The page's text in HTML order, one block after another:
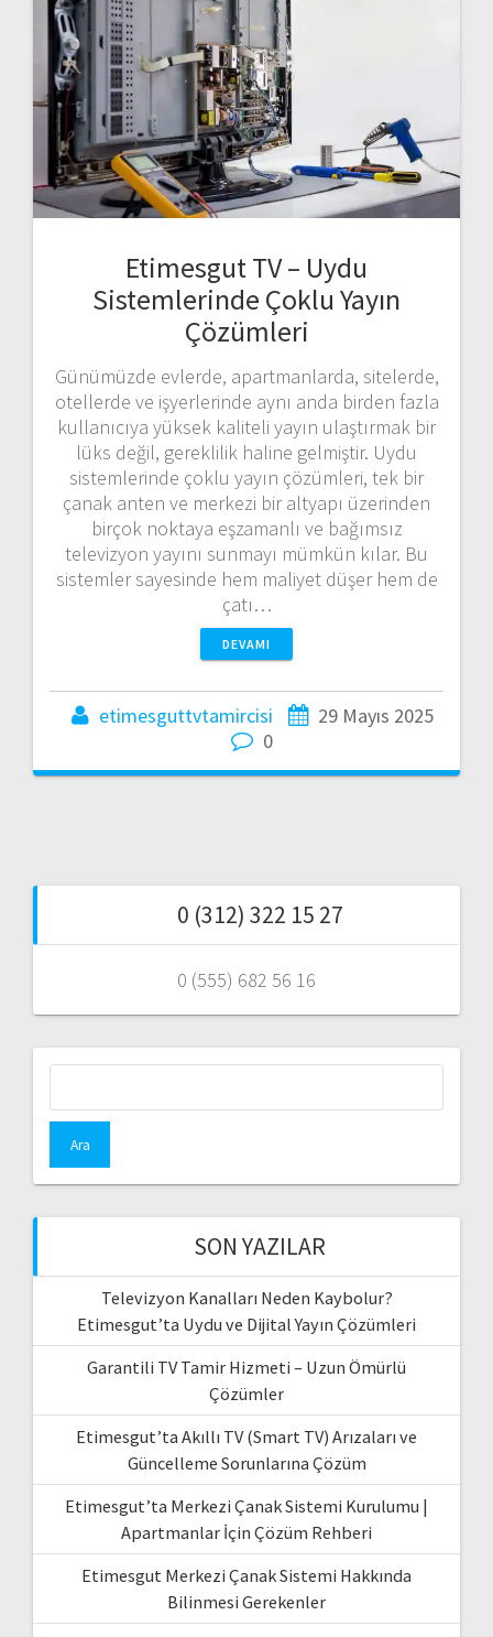
Etimesgut TV – Uydu
Sistemlerinde Çoklu Yayın
Çözümleri
Günümüzde evlerde, apartmanlarda, sitelerde,
otellerde ve işyerlerinde aynı anda birden fazla
kullanıcıya yüksek kaliteli yayın ulaştırmak bir
lüks değil, gereklilik haline gelmiştir. Uydu
sistemlerinde çoklu yayın çözümleri, tek bir
çanak anten ve merkezi bir altyapı üzerinden
birçok noktaya eşzamanlı ve bağımsız
televizyon yayını sunmayı mümkün kılar. Bu
sistemler sayesinde hem maliyet düşer hem de
çatı…
DEVAMI
etimesguttvtamircisi
29 Mayıs 2025
0
0 (312) 322 15 27
0 (555) 682 56 16
SON YAZILAR
Televizyon Kanalları Neden Kaybolur?
Etimesgut’ta Uydu ve Dijital Yayın Çözümleri
Garantili TV Tamir Hizmeti – Uzun Ömürlü
Çözümler
Etimesgut’ta Akıllı TV (Smart TV) Arızaları ve
Güncelleme Sorunlarına Çözüm
Etimesgut’ta Merkezi Çanak Sistemi Kurulumu |
Apartmanlar İçin Çözüm Rehberi
Etimesgut Merkezi Çanak Sistemi Hakkında
Bilinmesi Gerekenler